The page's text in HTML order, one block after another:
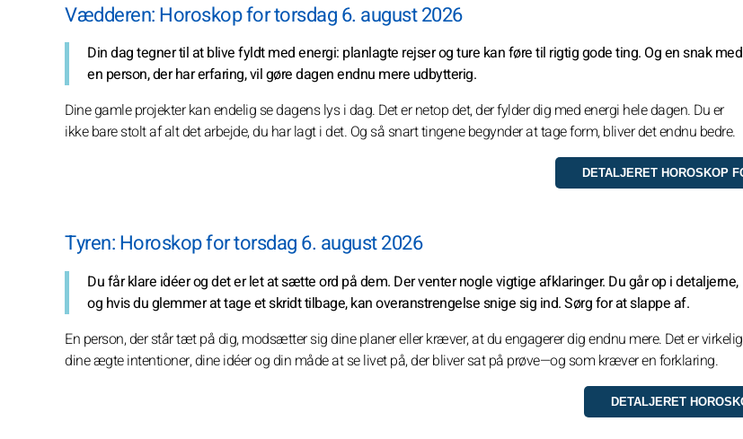
Vædderen: Horoskop for torsdag 6. august 2026
Din dag tegner til at blive fyldt med energi: planlagte rejser og ture kan føre til rigtig gode ting. Og en snak med
en person, der har erfaring, vil gøre dagen endnu mere udbytterig.
Dine gamle projekter kan endelig se dagens lys i dag. Det er netop det, der fylder dig med energi hele dagen. Du er
ikke bare stolt af alt det arbejde, du har lagt i det. Og så snart tingene begynder at tage form, bliver det endnu bedre.
Tyren: Horoskop for torsdag 6. august 2026
Du får klare idéer og det er let at sætte ord på dem. Der venter nogle vigtige afklaringer. Du går op i detaljerne,
og hvis du glemmer at tage et skridt tilbage, kan overanstrengelse snige sig ind. Sørg for at slappe af.
En person, der står tæt på dig, modsætter sig dine planer eller kræver, at du engagerer dig endnu mere. Det er virkelig
dine ægte intentioner, dine idéer og din måde at se livet på, der bliver sat på prøve—og som kræver en forklaring.